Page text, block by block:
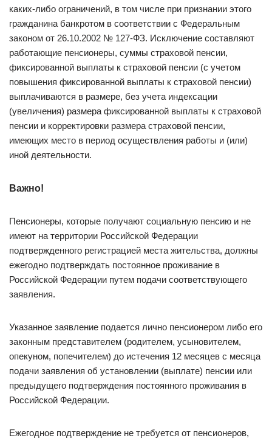
каких-либо ограничений, в том числе при признании этого
гражданина банкротом в соответствии с Федеральным
законом от 26.10.2002 № 127-ФЗ. Исключение составляют
работающие пенсионеры, суммы страховой пенсии,
фиксированной выплаты к страховой пенсии (с учетом
повышения фиксированной выплаты к страховой пенсии)
выплачиваются в размере, без учета индексации
(увеличения) размера фиксированной выплаты к страховой
пенсии и корректировки размера страховой пенсии,
имеющих место в период осуществления работы и (или)
иной деятельности.
Важно!
Пенсионеры, которые получают социальную пенсию и не
имеют на территории Российской Федерации
подтвержденного регистрацией места жительства, должны
ежегодно подтверждать постоянное проживание в
Российской Федерации путем подачи соответствующего
заявления.
Указанное заявление подается лично пенсионером либо его
законным представителем (родителем, усыновителем,
опекуном, попечителем) до истечения 12 месяцев с месяца
подачи заявления об установлении (выплате) пенсии или
предыдущего подтверждения постоянного проживания в
Российской Федерации.
Ежегодное подтверждение не требуется от пенсионеров,